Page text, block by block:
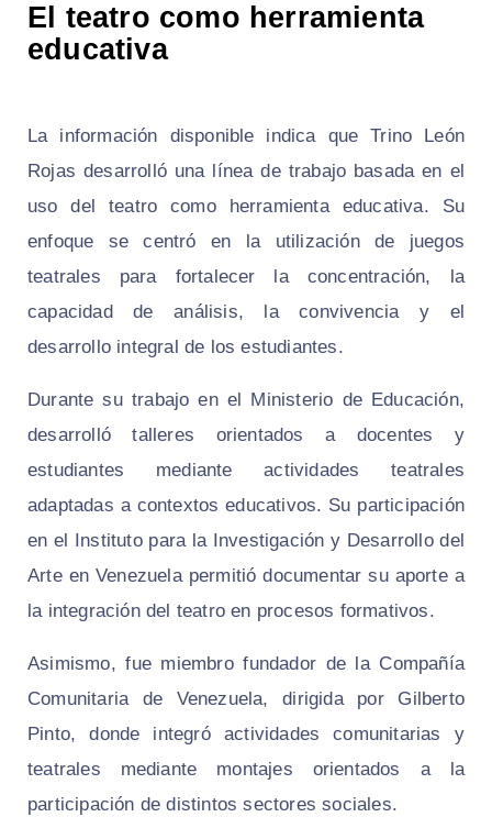
El teatro como herramienta
educativa
La información disponible indica que Trino León
Rojas desarrolló una línea de trabajo basada en el
uso del teatro como herramienta educativa. Su
enfoque se centró en la utilización de juegos
teatrales para fortalecer la concentración, la
capacidad de análisis, la convivencia y el
desarrollo integral de los estudiantes.
Durante su trabajo en el Ministerio de Educación,
desarrolló talleres orientados a docentes y
estudiantes mediante actividades teatrales
adaptadas a contextos educativos. Su participación
en el Instituto para la Investigación y Desarrollo del
Arte en Venezuela permitió documentar su aporte a
la integración del teatro en procesos formativos.
Asimismo, fue miembro fundador de la Compañía
Comunitaria de Venezuela, dirigida por Gilberto
Pinto, donde integró actividades comunitarias y
teatrales mediante montajes orientados a la
participación de distintos sectores sociales.